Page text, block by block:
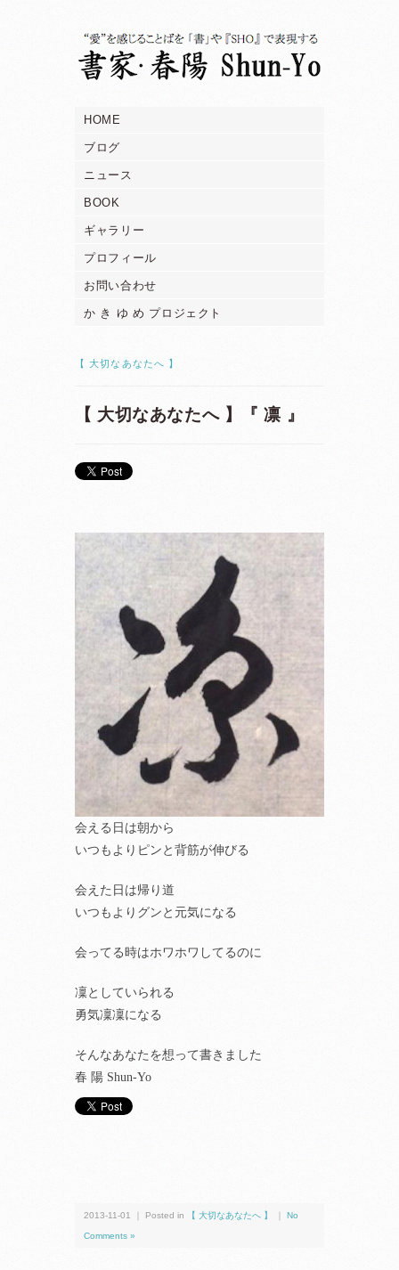
HOME
ブログ
ニュース
BOOK
ギャラリー
プロフィール
お問い合わせ
か き ゆ め プロジェクト
【 大切なあなたへ 】
【 大切なあなたへ 】『 凛 』
会える日は朝から
いつもよりピンと背筋が伸びる
会えた日は帰り道
いつもよりグンと元気になる
会ってる時はホワホワしてるのに
凜としていられる
勇気凜凜になる
そんなあなたを想って書きました
春 陽 Shun-Yo
2013-11-01 ｜ Posted in 【 大切なあなたへ 】 No
Comments »